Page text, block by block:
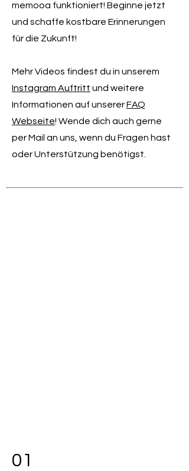
memooa funktioniert! Beginne jetzt
und schaffe kostbare Erinnerungen
für die Zukunft!
Mehr Videos findest du in unserem
Instagram Auftritt und weitere
Informationen auf unsererFAQ
Webseite! Wende dich auch gerne
per Mail an uns, wenn du Fragen hast
oder Unterstützung benötigst.
01